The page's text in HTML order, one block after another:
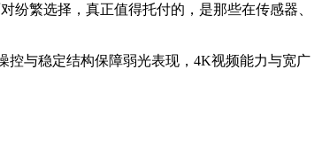
繁选择，真正值得托付的，是那些在传感器、
控与稳定结构保障弱光表现，4K视频能力与宽广